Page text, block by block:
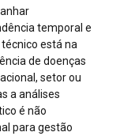
temporal e
está na
de doenças
setor ou
a análises
é não
para gestão